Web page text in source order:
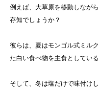
例えば、大草原を移動しなが
存知でしょうか？
彼らは、夏はモンゴル式ミル
た白い食べ物を主食としてい
そして、冬は塩だけで味付け